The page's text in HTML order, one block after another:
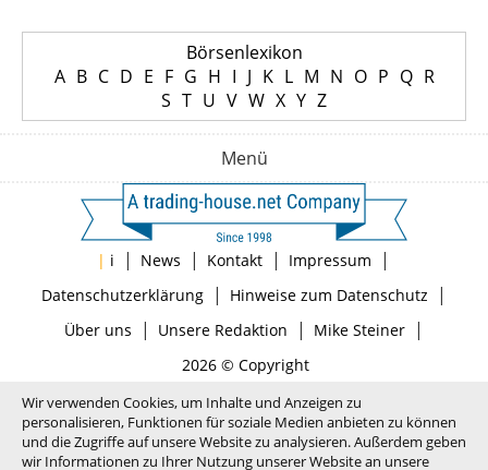
Börsenlexikon
A B C D E F G H I J K L M N O P Q R
S T U V W X Y Z
Menü
| i | News | Kontakt | Impressum |
Datenschutzerklärung| Hinweise zum Datenschutz |
Über uns | Unsere Redaktion | Mike Steiner|
2026 © Copyright
Wir verwenden Cookies, um Inhalte und Anzeigen zu
personalisieren, Funktionen für soziale Medien anbieten zu können
und die Zugriffe auf unsere Website zu analysieren. Außerdem geben
wir Informationen zu Ihrer Nutzung unserer Website an unsere